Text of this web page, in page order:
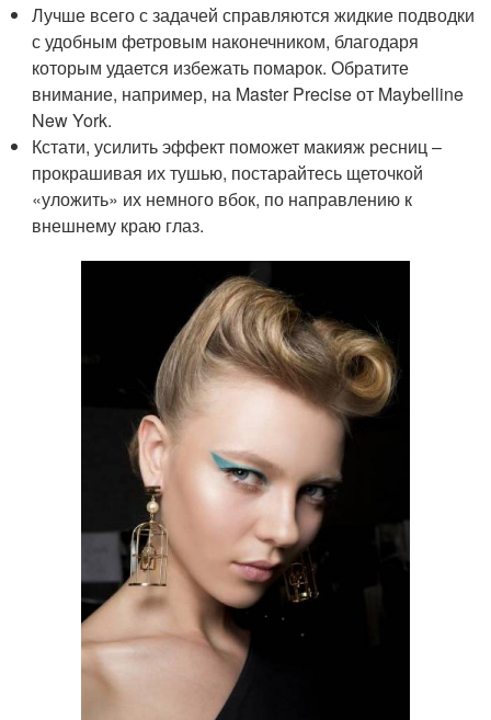
Лучше всего с задачей справляются жидкие подводки
с удобным фетровым наконечником, благодаря
которым удается избежать помарок. Обратите
внимание, например, на Master Precise от Maybelline
New York.
Кстати, усилить эффект поможет макияж ресниц –
прокрашивая их тушью, постарайтесь щеточкой
«уложить» их немного вбок, по направлению к
внешнему краю глаз.